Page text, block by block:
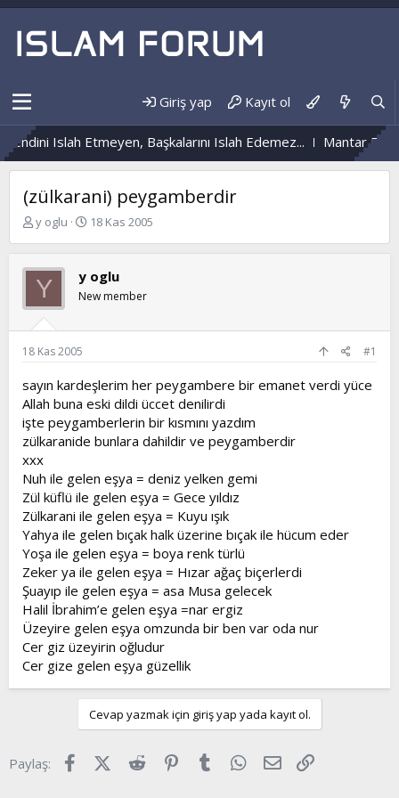
Giriş yap Kayıt ol
Islah Etmeyen, Başkalarını Islah Edemez... Mantar
(zülkarani) peygamberdir
K
b
u
u
b
a
l
a
t
a
n
y oglu
B
a
n
ı
a
i
h
i
18 Kas 2005
Y y oglu
New member
18 Kas 2005 #1
sayın kardeşlerim her peygambere bir emanet verdi yüce
Allah buna eski dildi üccet denilirdi
işte peygamberlerin bir kısmını yazdım
zülkaranide bunlara dahildir ve peygamberdir
xxx
Nuh ile gelen eşya = deniz yelken gemi
Zül küflü ile gelen eşya = Gece yıldız
Zülkarani ile gelen eşya = Kuyu ışık
Yahya ile gelen bıçak halk üzerine bıçak ile hücum eder
Yoşa ile gelen eşya = boya renk türlü
Zeker ya ile gelen eşya = Hızar ağaç biçerlerdi
Şuayıp ile gelen eşya = asa Musa gelecek
Halil İbrahim’e gelen eşya =nar ergiz
Üzeyire gelen eşya omzunda bir ben var oda nur
Cer giz üzeyirin oğludur
Cer gize gelen eşya güzellik
Cevap yazmak için giriş yap yada kayıt ol.
Paylaş: FacebookX (Twitter)
Reddit Pinterest
Tumblr WhatsApp
E-posta